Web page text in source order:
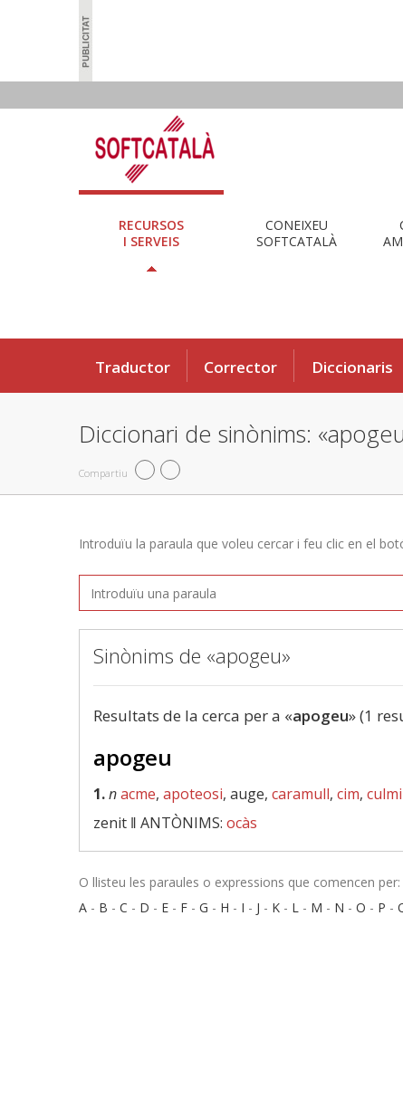
RECURSOS
I SERVEIS
CONEIXEU
SOFTCATALÀ
Traductor Corrector Diccionaris
Diccionari de sinònims:
Compartiu
Introduïu la paraula que voleu cercar i feu clic en el
Sinònims de «apogeu»
Resultats de la cerca per a «apogeu» (1
apogeu
1.nacme, apoteosi, auge, caramull, cim,
zenit ‖ ANTÒNIMS: ocàs
O llisteu les paraules o expressions que comencen per:
A - B - C - D - E - F - G - H - I - J - K - L - M - N - O - P -